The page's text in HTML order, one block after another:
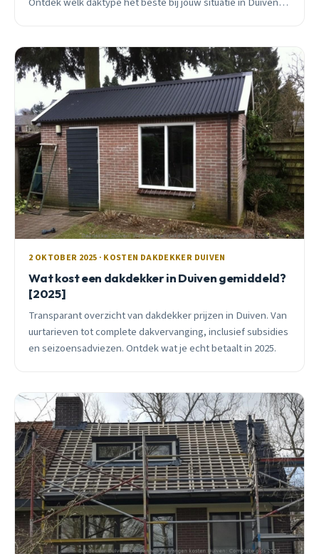
2 OKTOBER 2025 · KOSTEN DAKDEKKER DUIVEN
Wat kost een dakdekker in Duiven gemiddeld?
[2025]
Transparant overzicht van dakdekker prijzen in Duiven. Van
uurtarieven tot complete dakvervanging, inclusief subsidies
en seizoensadviezen. Ontdek wat je echt betaalt in 2025.